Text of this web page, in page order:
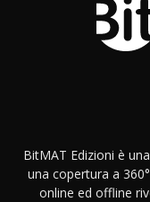
BitMAT Edizioni è
una copertura a
online ed offline